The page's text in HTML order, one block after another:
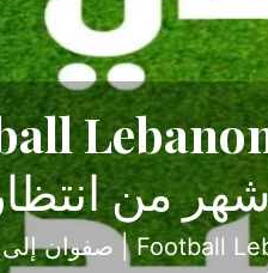
تبدأ
الأولى
بالإثارة والصراع في